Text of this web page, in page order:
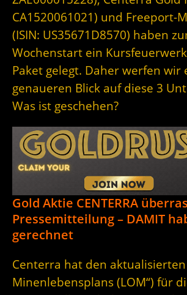
CA1520061021) und Freeport-
(ISIN: US35671D8570) haben
Wochenstart ein
Paket gelegt. Daher werfen wir
genaueren Blick auf diese 3
Was ist geschehen?
Gold Aktie CENTERRA
Pressemitteilung – DAMIT
gerechnet
Centerra hat den aktualisierten
Minenlebensplans (LOM“) für